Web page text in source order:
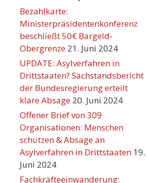
Bezahlkarte:
Ministerpräsidentenkonferenz
beschließt 50€ Bargeld-
Obergrenze 21. Juni 2024
UPDATE: Asylverfahren in
Drittstaaten? Sachstandsbericht
der Bundesregierung erteilt
klare Absage 20. Juni 2024
Offener Brief von 309
Organisationen: Menschen
schützen & Absage an
Asylverfahren in Drittstaaten 19.
Juni 2024
Fachkräfteeinwanderung: